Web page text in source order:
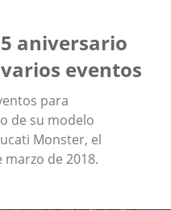
aniversario
eventos
para
de su modelo
Monster, el
de 2018.